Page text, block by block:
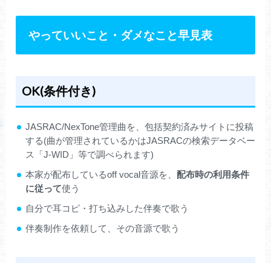
やっていいこと・ダメなこと早見表
OK(条件付き)
JASRAC/NexTone管理曲を、包括契約済みサイトに投稿
する(曲が管理されているかはJASRACの検索データベー
ス「J-WID」等で調べられます)
本家が配布しているoff vocal音源を、 配布時の利用条件
に従って使う
自分で耳コピ・打ち込みした伴奏で歌う
伴奏制作を依頼して、その音源で歌う